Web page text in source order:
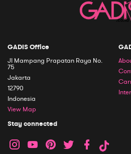
GADIS Office
Jl Mampang Prapatan Raya No.
75
Jakarta
12790
Indonesia
View Map
Stay connected